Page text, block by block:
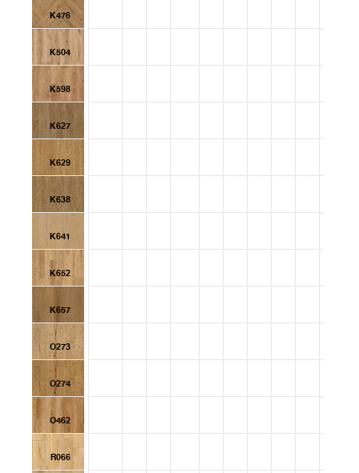
K476
K504
K598
K627
K629
K638
K641
K652
K657
O273
O274
O462
R066